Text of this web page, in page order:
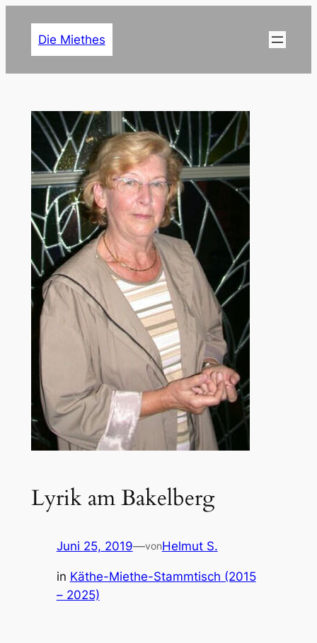
Die Miethes
Lyrik am Bakelberg
Juni 25, 2019—vonHelmut S.
in Käthe-Miethe-Stammtisch (2015
– 2025)